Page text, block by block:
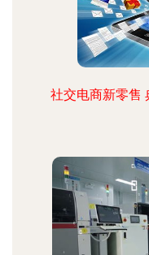
社交电商新零售